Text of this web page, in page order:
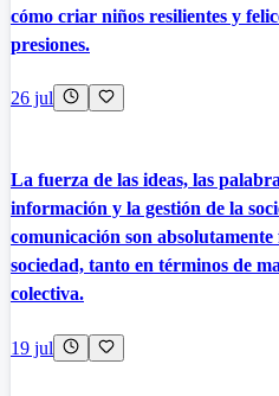
cómo criar niños resilientes y
presiones.
26 jul
La fuerza de las ideas, las
información y la gestión de la
comunicación son
sociedad, tanto en términos de
colectiva.
19 jul